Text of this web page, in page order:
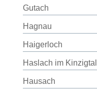
Gutach
Hagnau
Haigerloch
Haslach im Kinzigtal
Hausach